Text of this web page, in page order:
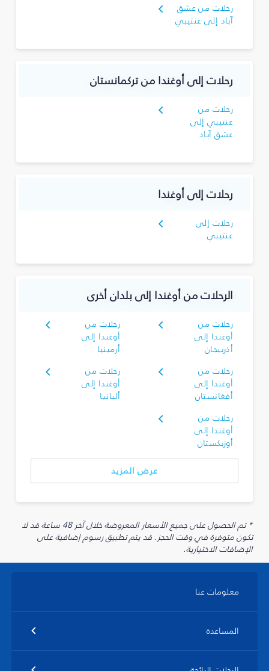
رحلات من عشق
آباد إلى عنتيبي
رحلات إلى أوغندا من تركمانستان
رحلات من
عنتيبي إلى
عشق آباد
رحلات إلى أوغندا
رحلات إلى
عنتيبي
الرحلات من أوغندا إلى بلدان أخرى
رحلات من
أوغندا إلى
أذربيجان
رحلات من
أوغندا إلى
أرمينيا
رحلات من
أوغندا إلى
أفغانستان
رحلات من
أوغندا إلى
ألبانيا
رحلات من
أوغندا إلى
أوزبكستان
عرض المزيد
* تم الحصول على جميع الأسعار المعروضة خلال آخر 48 ساعة قد لا
تكون متوفرة في وقت الحجز. قد يتم تطبيق رسوم إضافية على
الإضافات الاختيارية.
معلومات عنا
المساعدة